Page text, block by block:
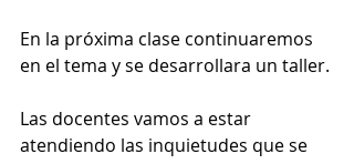
En la próxima clase continuaremos
en el tema y se desarrollara un taller.
Las docentes vamos a estar
atendiendo las inquietudes que se